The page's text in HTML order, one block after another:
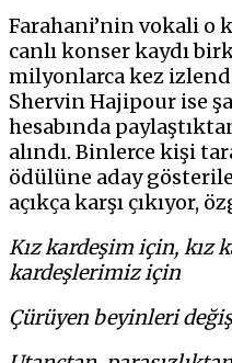
Farahani’nin vokali o
canlı konser kaydı
milyonlarca kez
Shervin Hajipour ise
hesabında
alındı. Binlerce kişi
ödülüne aday
açıkça karşı çıkıyor,
Kız kardeşim için, kız
kardeşlerimiz için
Çürüyen beyinleri